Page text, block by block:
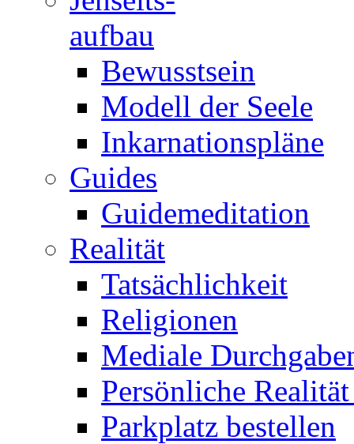
aufbau
Bewusstsein
Modell der Seele
Inkarnationspläne
Guides
Guidemeditation
Realität
Tatsächlichkeit
Religionen
Mediale
Persönliche
Parkplatz bestellen